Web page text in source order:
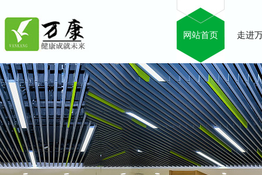
网站首页 走进